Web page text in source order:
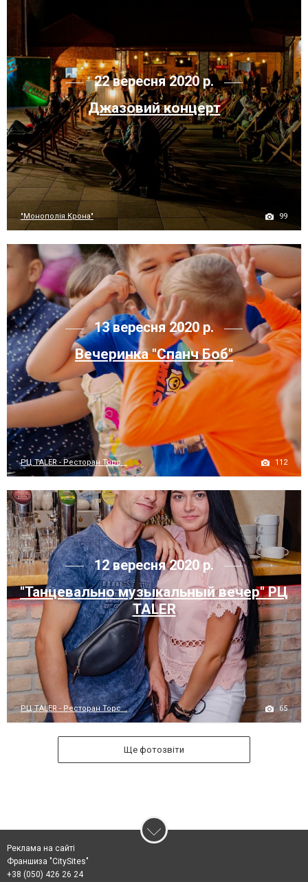
22 вересня 2020 р.
Джазовий концерт
"Монополія Крона" 99
13 вересня 2020 р.
Вечеринка "Спанч Боб"
РЦ TALER - Ресторан Торс... 112
12 вересня 2020 р.
"Танцевально музыкальный вечер" РЦ
TALER
РЦ TALER - Ресторан Торс... 65
Ще фотозвіти
Реклама на сайті
Франшиза "CitySites"
+38 (050) 426 26 24